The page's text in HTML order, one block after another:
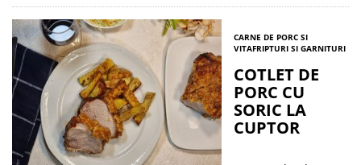
CARNE DE PORC SI
VITAFRIPTURI SI GARNITURI
COTLET DE
PORC CU
SORIC LA
CUPTOR